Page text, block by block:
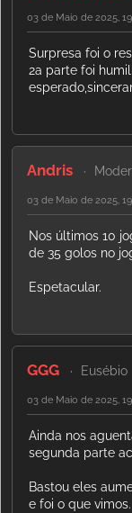
03 de Maio de 2025,
Surpresa foi o
2a parte foi
Andris
03 de Maio de 2025,
Nos últimos 10
de 35 golos no
Espetacular.
GGG Eusébio
03 de Maio de 2025,
Ainda nos
segunda parte
Bastou eles
e foi o que vimos.